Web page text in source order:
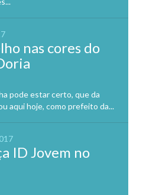
nas cores do
pode estar certo, que da
aqui hoje, como prefeito da...
ID Jovem no